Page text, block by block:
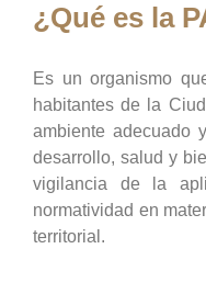
¿Qué es la
Es un organismo
habitantes de la
ambiente adecuado
desarrollo, salud y
vigilancia de la
normatividad en
territorial.